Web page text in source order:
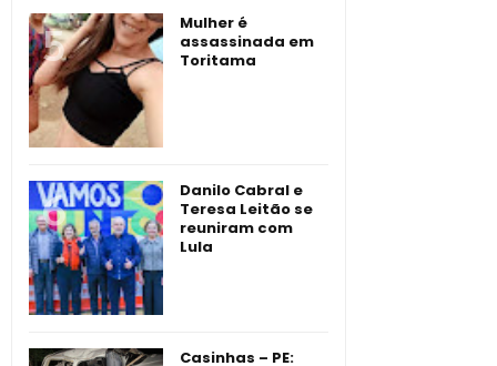
Mulher é
assassinada em
Toritama
Danilo Cabral e
Teresa Leitão se
reuniram com
Lula
Casinhas – PE: